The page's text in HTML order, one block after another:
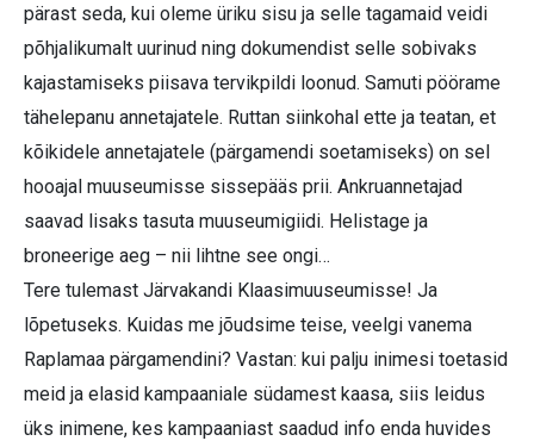
pärast seda, kui oleme üriku sisu ja selle tagamaid veidi
põhjalikumalt uurinud ning dokumendist selle sobivaks
kajastamiseks piisava tervikpildi loonud. Samuti pöörame
tähelepanu annetajatele. Ruttan siinkohal ette ja teatan, et
kõikidele annetajatele (pärgamendi soetamiseks) on sel
hooajal muuseumisse sissepääs prii. Ankruannetajad
saavad lisaks tasuta muuseumigiidi. Helistage ja
broneerige aeg – nii lihtne see ongi…
Tere tulemast Järvakandi Klaasimuuseumisse! Ja
lõpetuseks. Kuidas me jõudsime teise, veelgi vanema
Raplamaa pärgamendini? Vastan: kui palju inimesi toetasid
meid ja elasid kampaaniale südamest kaasa, siis leidus
üks inimene, kes kampaaniast saadud info enda huvides